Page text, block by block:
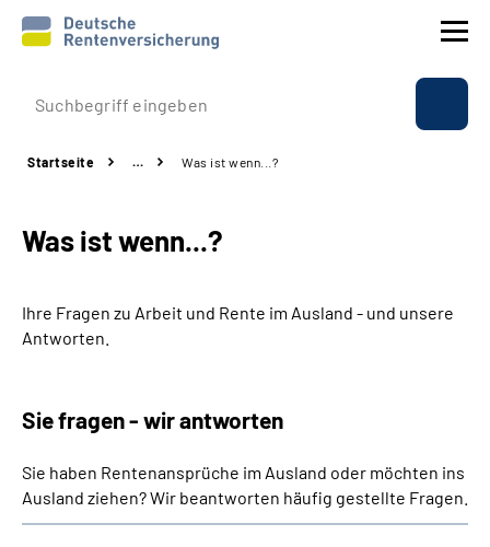
Prävention
Rente
Beratung & Kontakt
Über uns & Presse
Online-Services
Startseite … Was ist wenn...?
Was ist wenn...?
Ihre Fragen zu Arbeit und Rente im Ausland - und unsere
Antworten.
Sie fragen - wir antworten
Sie haben Rentenansprüche im Ausland oder möchten ins
Ausland ziehen? Wir beantworten häufig gestellte Fragen.